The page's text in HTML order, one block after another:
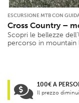
ESCURSIONE MTB CON
Cross Country –
Scopri le bellezze
percorso in mountain
100€ A
Il prezzo